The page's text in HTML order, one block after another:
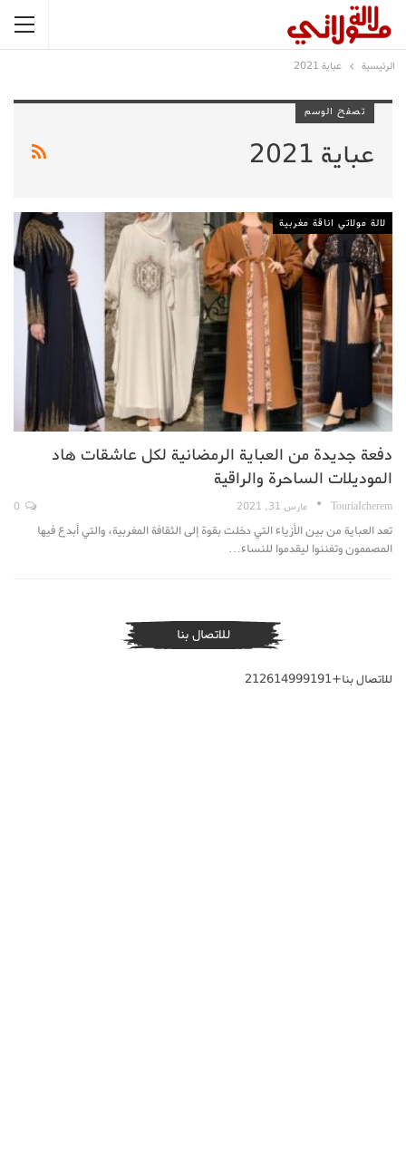
الرئيسية عباية 2021
تصفح الوسم
عباية 2021
لالة مولاتي اناقة مغربية
دفعة جديدة من العباية الرمضانية لكل عاشقات هاد
الموديلات الساحرة والراقية
TouriaIcherem مارس 31, 2021
تعد العباية من بين الأزياء التي دخلت بقوة إلى الثقافة المغربية، والتي أبدع فيها
المصممون وتفننوا ليقدموا للنساء…
للاتصال بنا
للاتصال بنا+212614999191